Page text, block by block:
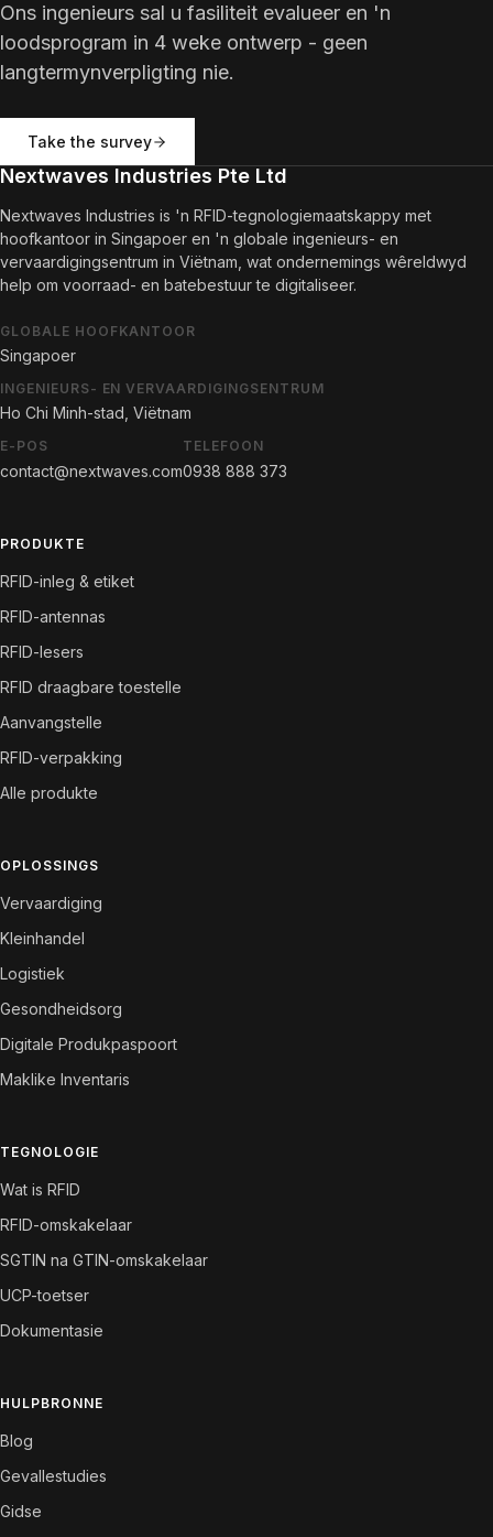
Ons ingenieurs sal u fasiliteit evalueer en 'n
loodsprogram in 4 weke ontwerp - geen
langtermynverpligting nie.
Take the survey
Nextwaves Industries Pte Ltd
Nextwaves Industries is 'n RFID-tegnologiemaatskappy met
hoofkantoor in Singapoer en 'n globale ingenieurs- en
vervaardigingsentrum in Viëtnam, wat ondernemings wêreldwyd
help om voorraad- en batebestuur te digitaliseer.
GLOBALE HOOFKANTOOR
Singapoer
INGENIEURS- EN VERVAARDIGINGSENTRUM
Ho Chi Minh-stad, Viëtnam
E-POS
contact@nextwaves.com
TELEFOON
0938 888 373
PRODUKTE
RFID-inleg & etiket
RFID-antennas
RFID-lesers
RFID draagbare toestelle
Aanvangstelle
RFID-verpakking
Alle produkte
OPLOSSINGS
Vervaardiging
Kleinhandel
Logistiek
Gesondheidsorg
Digitale Produkpaspoort
Maklike Inventaris
TEGNOLOGIE
Wat is RFID
RFID-omskakelaar
SGTIN na GTIN-omskakelaar
UCP-toetser
Dokumentasie
HULPBRONNE
Blog
Gevallestudies
Gidse